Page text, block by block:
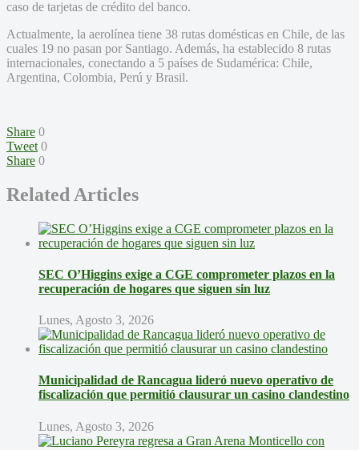
caso de tarjetas de crédito del banco.
Actualmente, la aerolínea tiene 38 rutas domésticas en Chile, de las
cuales 19 no pasan por Santiago. Además, ha establecido 8 rutas
internacionales, conectando a 5 países de Sudamérica: Chile,
Argentina, Colombia, Perú y Brasil.
Share 0
Tweet 0
Share 0
Related Articles
SEC O’Higgins exige a CGE comprometer plazos en la
recuperación de hogares que siguen sin luz
Lunes, Agosto 3, 2026
Municipalidad de Rancagua lideró nuevo operativo de
fiscalización que permitió clausurar un casino clandestino
Lunes, Agosto 3, 2026